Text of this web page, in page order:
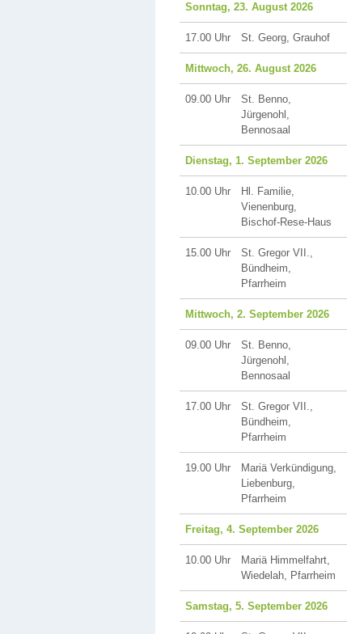
Sonntag, 23. August 2026
17.00 Uhr St. Georg, Grauhof
Mittwoch, 26. August 2026
09.00 Uhr
St. Benno,
Jürgenohl,
Bennosaal
Dienstag, 1. September 2026
10.00 Uhr
Hl. Familie,
Vienenburg,
Bischof-Rese-Haus
15.00 Uhr
St. Gregor VII.,
Bündheim,
Pfarrheim
Mittwoch, 2. September 2026
09.00 Uhr
St. Benno,
Jürgenohl,
Bennosaal
17.00 Uhr
St. Gregor VII.,
Bündheim,
Pfarrheim
19.00 Uhr
Mariä Verkündigung,
Liebenburg,
Pfarrheim
Freitag, 4. September 2026
10.00 Uhr
Mariä Himmelfahrt,
Wiedelah, Pfarrheim
Samstag, 5. September 2026